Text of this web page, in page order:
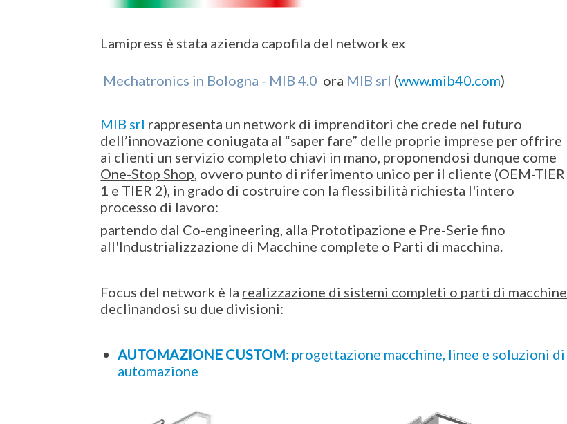
Lamipress è stata azienda capofila del network ex
Mechatronics in Bologna - MIB 4.0 ora MIB srl (www.mib40.com)
MIB srl rappresenta un network di imprenditori che crede nel futuro
dell’innovazione coniugata al “saper fare” delle proprie imprese per offrire
ai clienti un servizio completo chiavi in mano, proponendosi dunque come
One-Stop Shop, ovvero punto di riferimento unico per il cliente (OEM-TIER
1 e TIER 2), in grado di costruire con la flessibilità richiesta l'intero
processo di lavoro:
partendo dal Co-engineering, alla Prototipazione e Pre-Serie fino
all'Industrializzazione di Macchine complete o Parti di macchina.
Focus del network è la realizzazione di sistemi completi o parti di macchine
declinandosi su due divisioni:
AUTOMAZIONE CUSTOM: progettazione macchine, linee e soluzioni di
automazione